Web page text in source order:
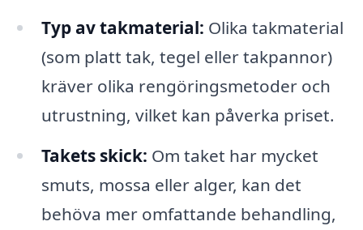
Typ av takmaterial: Olika takmaterial
(som platt tak, tegel eller takpannor)
kräver olika rengöringsmetoder och
utrustning, vilket kan påverka priset.
Takets skick: Om taket har mycket
smuts, mossa eller alger, kan det
behöva mer omfattande behandling,